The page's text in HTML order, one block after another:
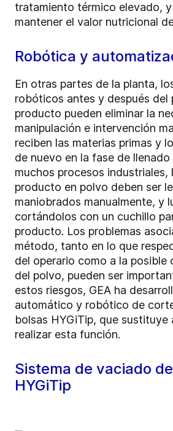
tratamiento térmico elevado,
mantener el valor nutricional
Robótica y
En otras partes de la planta,
robóticos antes y después del
producto pueden eliminar la
manipulación e intervención
reciben las materias primas y
de nuevo en la fase de llenado
muchos procesos industriales,
producto en polvo deben ser
maniobrados manualmente, y
cortándolos con un cuchillo
producto. Los problemas
método, tanto en lo que
del operario como a la posible
del polvo, pueden ser
estos riesgos, GEA ha
automático y robótico de
bolsas HYGiTip, que sustituye
realizar esta función.
Sistema de vaciado
HYGiTip